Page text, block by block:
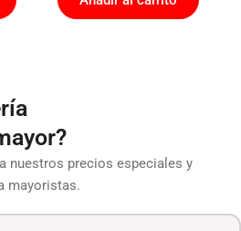
nuestros precios especiales y
mayoristas.